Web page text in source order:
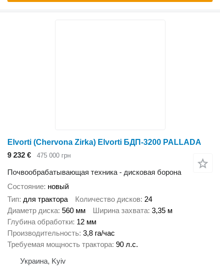
Elvorti (Chervona Zirka) Elvorti БДП-3200 PALLADA
9 232 €
475 000 грн
Почвообрабатывающая техника - дисковая борона
Состояние новый
Тип для трактора Количество дисков 24
Диаметр диска 560 мм Ширина захвата 3,35 м
Глубина обработки 12 мм
Производительность 3,8 га/час
Требуемая мощность трактора 90 л.с.
Украина, Kyiv